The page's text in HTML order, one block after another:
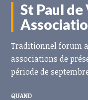
St Paul de
Traditionnel forum
associations de
période de
QUAND